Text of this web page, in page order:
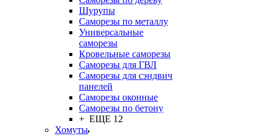
Шурупы
Саморезы по металлу
Универсальные
саморезы
Кровельные саморезы
Саморезы для ГВЛ
Саморезы для сэндвич
панелей
Саморезы оконные
Саморезы по бетону
+ ЕЩЕ 12
Хомуты